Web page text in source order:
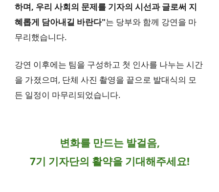
하며, 우리 사회의 문제를 기자의 시선과 글로써 지
혜롭게 담아내길 바란다"는 당부와 함께 강연을 마
무리했습니다.
강연 이후에는 팀을 구성하고 첫 인사를 나누는 시간
을 가졌으며, 단체 사진 촬영을 끝으로 발대식의 모
든 일정이 마무리되었습니다.
변화를 만드는 발걸음,
7기 기자단의 활약을 기대해주세요!